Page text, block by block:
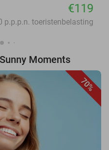
€119
p.p.p.n. toeristenbelasting
Moments
70%